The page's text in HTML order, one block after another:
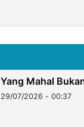
Yang Mahal
29/07/2026 - 00:37